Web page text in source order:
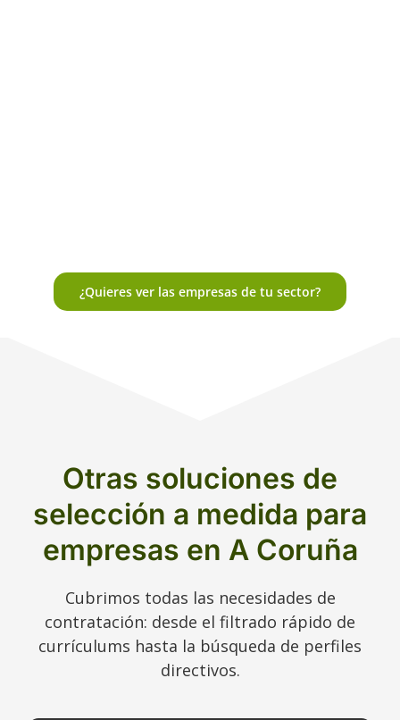
¿Quieres ver las empresas de tu sector?
Otras soluciones de
selección a medida para
empresas en A Coruña
Cubrimos todas las necesidades de
contratación: desde el filtrado rápido de
currículums hasta la búsqueda de perfiles
directivos.